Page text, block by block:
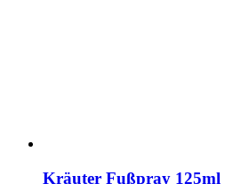
Kräuter Fußpray 125ml